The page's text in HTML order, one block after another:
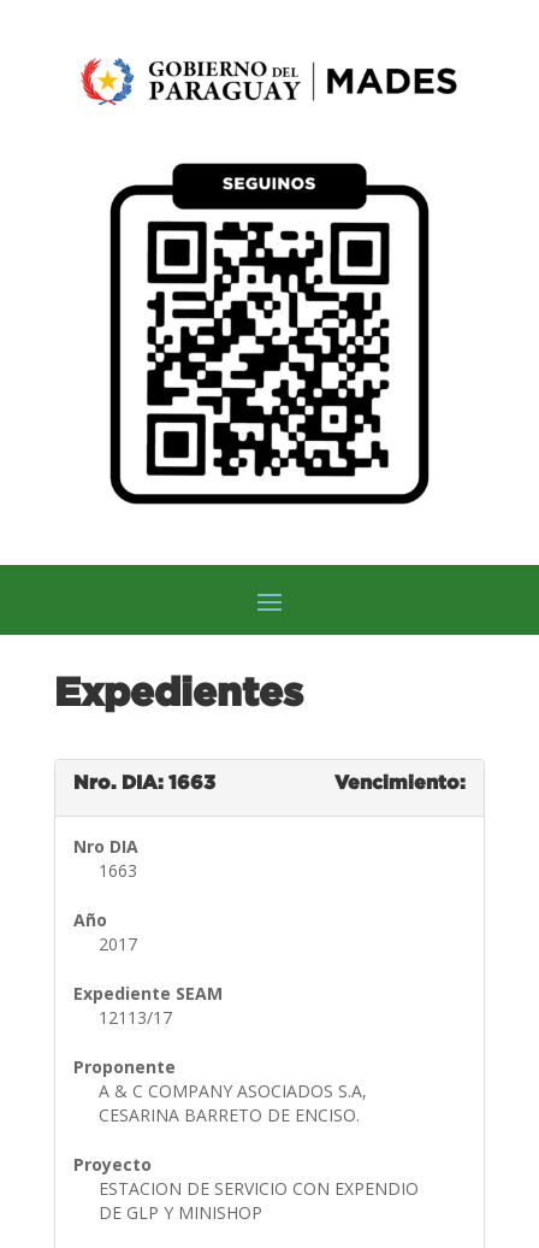
Expedientes
Nro. DIA: 1663 Vencimiento:
Nro DIA
1663
Año
2017
Expediente SEAM
12113/17
Proponente
A & C COMPANY ASOCIADOS S.A,
CESARINA BARRETO DE ENCISO.
Proyecto
ESTACION DE SERVICIO CON EXPENDIO
DE GLP Y MINISHOP